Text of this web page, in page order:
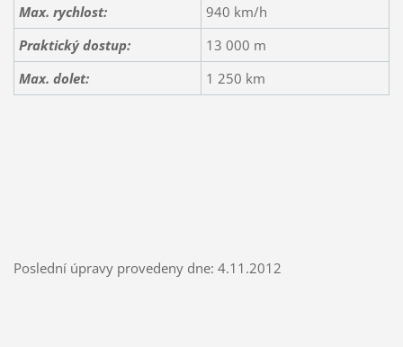
Max. rychlost:
940 km/h
Praktický dostup:
13 000 m
Max. dolet:
1 250 km
Poslední úpravy provedeny dne: 4.11.2012